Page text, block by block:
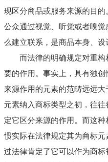
现区分商品或服务来源的目
公众通过视觉、听觉或者嗅
么建立联系，是商品本身、设
而法律的明确规定对重构
要的作用。事实上，具有独
来源作用的元素的范畴远远
元素纳入商标类型之初，往
定它区分来源的作用。而这
惯实际在法律规定其为商标
过法律肯定了它可以作为商